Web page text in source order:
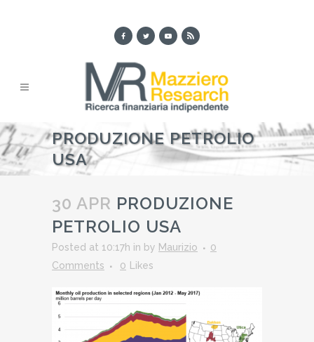
PRODUZIONE PETROLIO
USA
30 APR PRODUZIONE
PETROLIO USA
Posted at 10:17h in by Maurizio
0
Comments
0 Likes